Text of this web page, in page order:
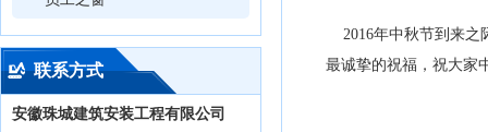
联系方式
安徽珠城建筑安装工程有限公司
2016年中秋节到来之
最诚挚的祝福，祝大家